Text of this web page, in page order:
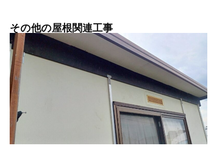
その他の屋根関連工事